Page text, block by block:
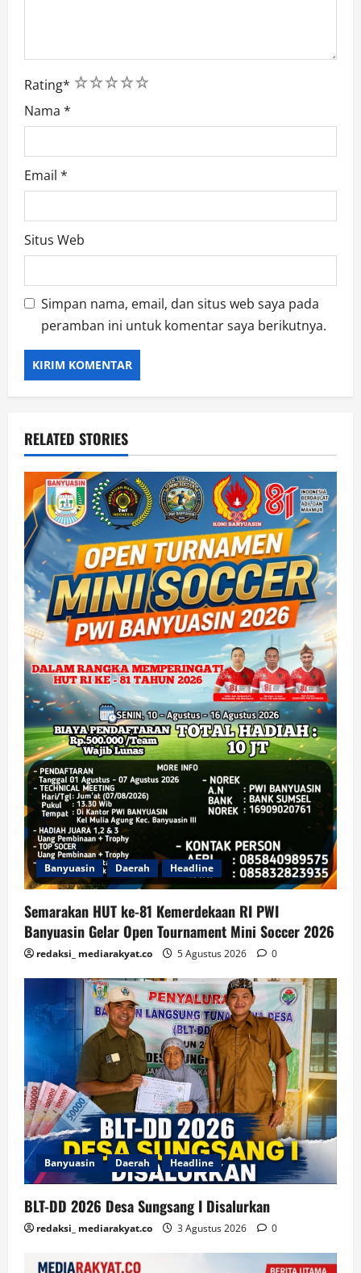
Rating* 5
4
3
2
1
Nama *
Email *
Situs Web
Simpan nama, email, dan situs web saya pada
peramban ini untuk komentar saya berikutnya.
RELATED STORIES
Banyuasin Daerah Headline
Semarakan HUT ke-81 Kemerdekaan RI PWI
Banyuasin Gelar Open Tournament Mini Soccer 2026
redaksi_ mediarakyat.co 5 Agustus 2026 0
Banyuasin Daerah Headline
BLT-DD 2026 Desa Sungsang I Disalurkan
redaksi_ mediarakyat.co 3 Agustus 2026 0